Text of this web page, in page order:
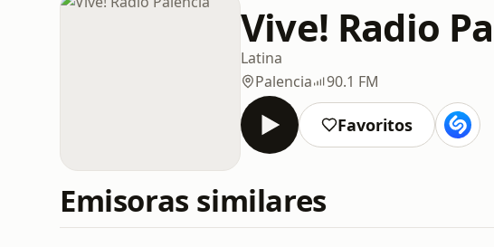
Vive! Radio
Latina
Palencia
90.1 FM
Favoritos
Emisoras similares